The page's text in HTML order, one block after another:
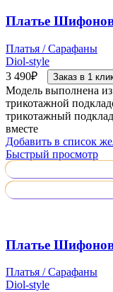
Платье
Платья / Сарафаны
Diol-style
3 490₽ Заказ в 1
Модель выполнена
трикотажной
трикотажный
вместе
Добавить в список
Быстрый просмотр
Платье
Платья / Сарафаны
Diol-style